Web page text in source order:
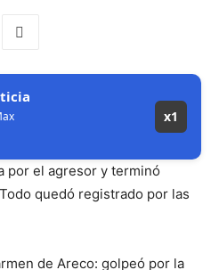
x1
por el agresor y terminó
quedó registrado por las